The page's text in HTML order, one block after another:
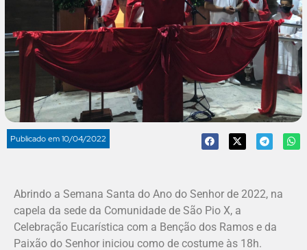
Publicado em10/04/2022
Abrindo a Semana Santa do Ano do Senhor de 2022, na
capela da sede da Comunidade de São Pio X, a
Celebração Eucarística com a Benção dos Ramos e da
Paixão do Senhor iniciou como de costume às 18h.